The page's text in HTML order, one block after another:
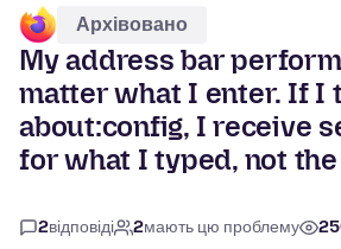
Архівовано
My address bar
matter what I enter. If I
about:config, I receive
for what I typed, not the
2відповіді 2мають цю проблему